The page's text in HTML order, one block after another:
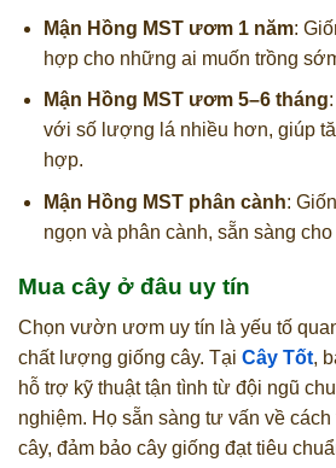
Mận Hồng MST ươm 1 năm:
hợp cho những ai muốn trồng
Mận Hồng MST ươm 5–6 tháng
với số lượng lá nhiều hơn, giúp
hợp.
Mận Hồng MST phân cành:
ngọn và phân cành, sẵn sàng cho
Mua cây ở đâu uy tín
Chọn vườn ươm uy tín là yếu tố
chất lượng giống cây. Tại Cây Tốt,
hỗ trợ kỹ thuật tận tình từ đội ngũ
nghiệm. Họ sẵn sàng tư vấn về
cây, đảm bảo cây giống đạt tiêu